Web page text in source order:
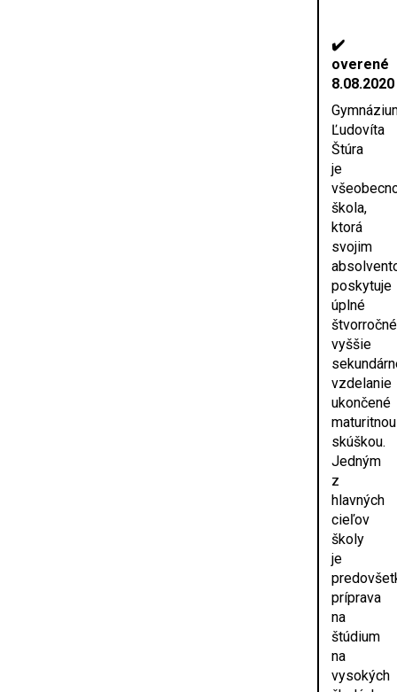
✔️
overené
8.08.2020
Ľudovíta
Štúra
je
škola,
ktorá
svojim
poskytuje
úplné
štvorročné
vyššie
vzdelanie
ukončené
maturitnou
skúškou.
Jedným
z
hlavných
cieľov
školy
je
príprava
na
štúdium
na
vysokých